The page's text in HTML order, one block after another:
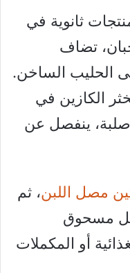
ثانوية في
تضاف
الحليب الساخن.
الكازين في
صلبة، ينفصل عن
مصل اللبن، ثم
مسحوق
أو المكملات